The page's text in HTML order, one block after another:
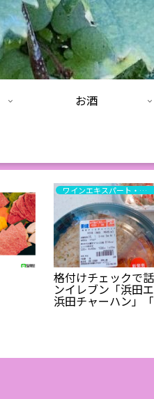
お酒
ワインエキスパート・料理人の試食と試飲のレポート
格付けチェックで
ンイレブン「浜田
浜田チャーハン」
子」ダウンタウン浜